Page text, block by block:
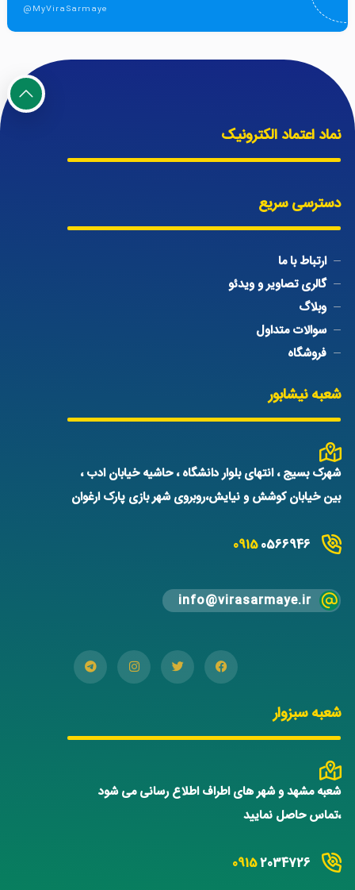
@MyViraSarmaye
نماد اعتماد الکترونیک
دسترسی سریع
ارتباط با ما
گالری تصاویر و ویدئو
وبلاگ
سوالات متداول
فروشگاه
شعبه نیشابور
شهرک بسیج ، انتهای بلوار دانشگاه ، حاشیه خیابان ادب ،
بین خیابان کوشش و نیایش،روبروی شهر بازی پارک ارغوان
09150566946
info@virasarmaye.ir
شعبه سبزوار
شعبه مشهد و شهر های اطراف اطلاع رسانی می شود
،تماس حاصل نمایید
09152034726